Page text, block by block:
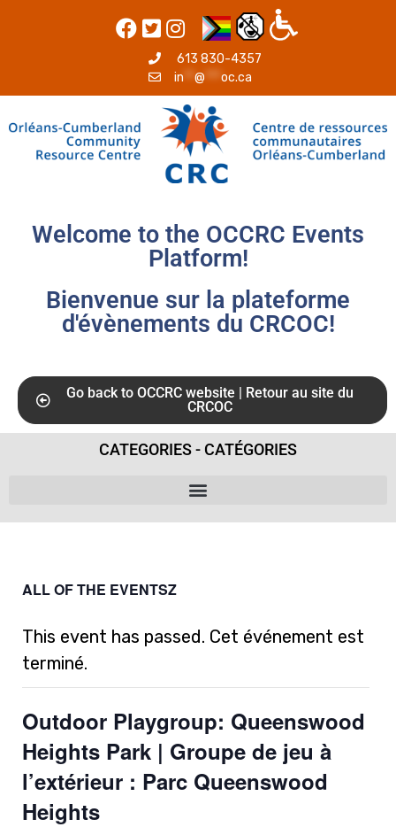
613 830-4357
in ** @***oc.ca
Welcome to the OCCRC Events
Platform!
Bienvenue sur la plateforme
d'évènements du CRCOC!
Go back to OCCRC website | Retour au site du
CRCOC
CATEGORIES - CATÉGORIES
ALL OF THE EVENTSZ
This event has passed. Cet événement est
terminé.
Outdoor Playgroup: Queenswood
Heights Park | Groupe de jeu à
l’extérieur : Parc Queenswood
Heights